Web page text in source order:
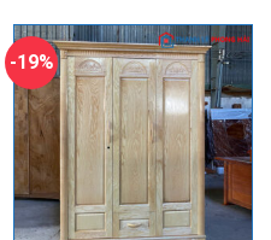
-19%